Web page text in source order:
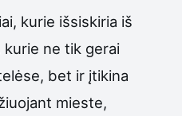
kurie išsiskiria iš
kurie ne tik gerai
bet ir įtikina
mieste,